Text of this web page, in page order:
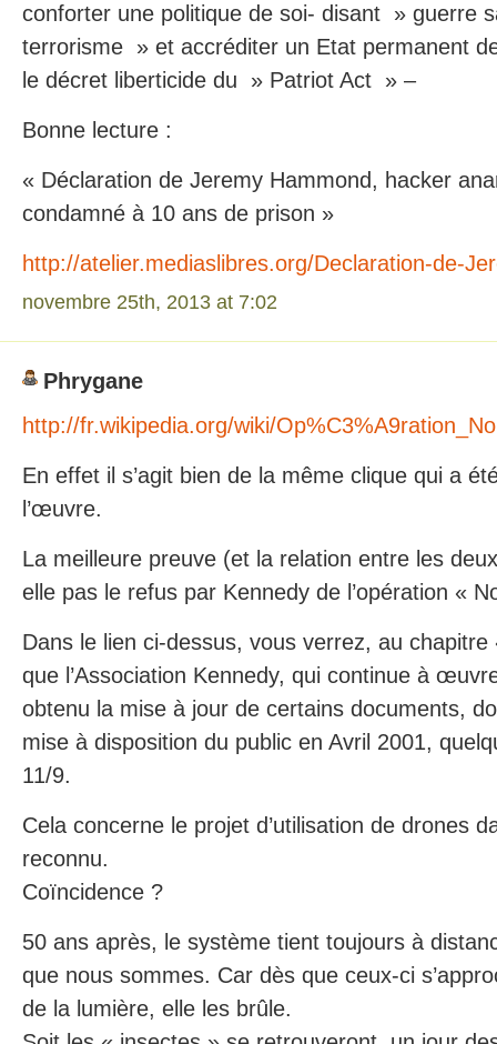
conforter une politique de soi- disant » guerre
terrorisme » et accréditer un Etat permanent
le décret liberticide du » Patriot Act » –
Bonne lecture :
« Déclaration de Jeremy Hammond, hacker
condamné à 10 ans de prison »
http://atelier.mediaslibres.org/Declaration-de-
novembre 25th, 2013 at 7:02
Phrygane
http://fr.wikipedia.org/wiki/
En effet il s’agit bien de la même clique qui a
l’œuvre.
La meilleure preuve (et la relation entre les
elle pas le refus par Kennedy de l’opération «
Dans le lien ci-dessus, vous verrez, au chapitre
que l’Association Kennedy, qui continue à
obtenu la mise à jour de certains documents,
mise à disposition du public en Avril 2001,
11/9.
Cela concerne le projet d’utilisation de drones
reconnu.
Coïncidence ?
50 ans après, le système tient toujours à
que nous sommes. Car dès que ceux-ci
de la lumière, elle les brûle.